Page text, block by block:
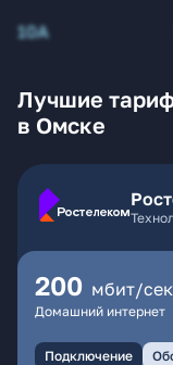
10А
Лучшие
в Омске
200 мбит/сек
Домашний интернет
Подключение